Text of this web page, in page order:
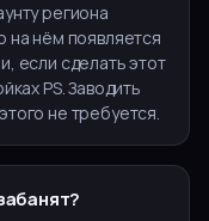
региона
на нём появляется
если сделать этот
PS. Заводить
не требуется.